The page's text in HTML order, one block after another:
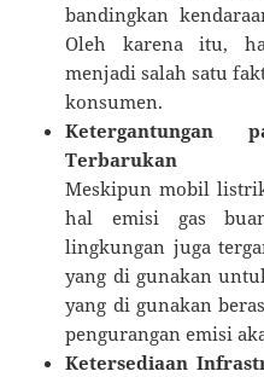
bandingkan
Oleh karena itu,
menjadi salah satu
konsumen.
Ketergantungan
Terbarukan
Meskipun mobil
hal emisi gas
lingkungan juga
yang di gunakan
yang di gunakan
pengurangan emisi
Ketersediaan